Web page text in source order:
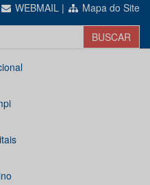
WEBMAIL | Mapa do Site